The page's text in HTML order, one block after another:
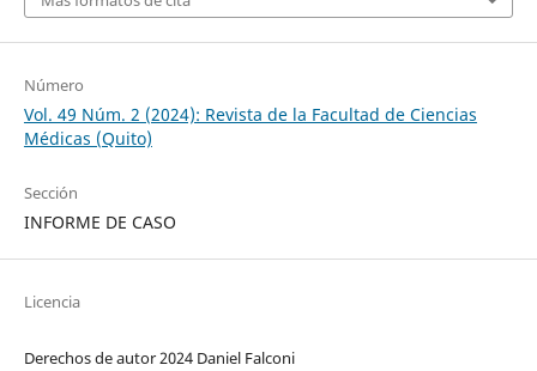
Número
Vol. 49 Núm. 2 (2024): Revista de la Facultad de Ciencias
Médicas (Quito)
Sección
INFORME DE CASO
Licencia
Derechos de autor 2024 Daniel Falconi